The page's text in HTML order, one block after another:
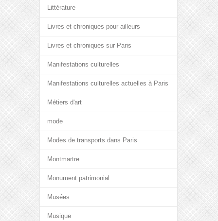
Littérature
Livres et chroniques pour ailleurs
Livres et chroniques sur Paris
Manifestations culturelles
Manifestations culturelles actuelles à Paris
Métiers d'art
mode
Modes de transports dans Paris
Montmartre
Monument patrimonial
Musées
Musique